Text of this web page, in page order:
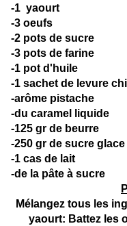
-1 yaourt
-3 oeufs
-2 pots de sucre
-3 pots de farine
-1 pot d'huile
-1 sachet de levure
-arôme pistache
-du caramel liquide
-125 gr de beurre
-250 gr de sucre glace
-1 cas de lait
-de la pâte à sucre
Mélangez tous les
yaourt: Battez les